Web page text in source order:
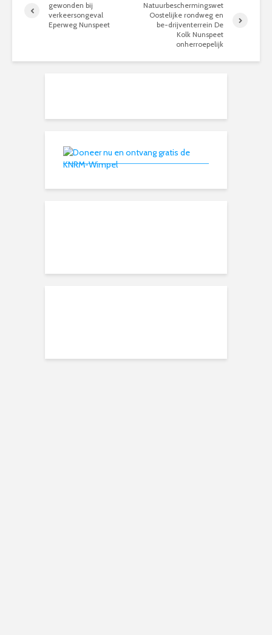
gewonden bij
verkeersongeval
Eperweg Nunspeet
Natuurbeschermingswet
Oostelijke rondweg en
be-drijventerrein De
Kolk Nunspeet
onherroepelijk